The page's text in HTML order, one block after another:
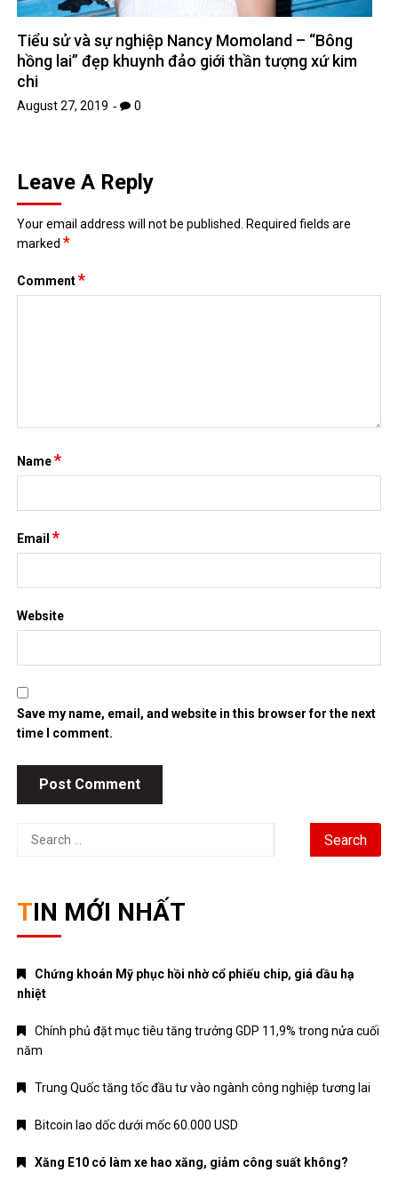
Tiểu sử và sự nghiệp Nancy Momoland – “Bông
hồng lai” đẹp khuynh đảo giới thần tượng xứ kim
chi
August 27, 2019 0
Leave A Reply
Your email address will not be published. Required fields are
marked*
Comment*
Name*
Email*
Website
Save my name, email, and website in this browser for the next
time I comment.
Search
TIN MỚI NHẤT
Chứng khoán Mỹ phục hồi nhờ cổ phiếu chip, giá dầu hạ
nhiệt
Chính phủ đặt mục tiêu tăng trưởng GDP 11,9% trong nửa cuối
năm
Trung Quốc tăng tốc đầu tư vào ngành công nghiệp tương lai
Bitcoin lao dốc dưới mốc 60.000 USD
Xăng E10 có làm xe hao xăng, giảm công suất không?